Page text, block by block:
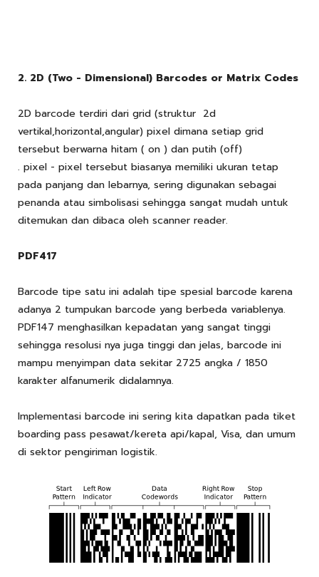
2. 2D (Two - Dimensional) Barcodes or Matrix Codes
2D barcode terdiri dari grid (struktur 2d
vertikal,horizontal,angular) pixel dimana setiap grid
tersebut berwarna hitam ( on ) dan putih (off)
. pixel - pixel tersebut biasanya memiliki ukuran tetap
pada panjang dan lebarnya, sering digunakan sebagai
penanda atau simbolisasi sehingga sangat mudah untuk
ditemukan dan dibaca oleh scanner reader.
PDF417
Barcode tipe satu ini adalah tipe spesial barcode karena
adanya 2 tumpukan barcode yang berbeda variablenya.
PDF147 menghasilkan kepadatan yang sangat tinggi
sehingga resolusi nya juga tinggi dan jelas, barcode ini
mampu menyimpan data sekitar 2725 angka / 1850
karakter alfanumerik didalamnya.
Implementasi barcode ini sering kita dapatkan pada tiket
boarding pass pesawat/kereta api/kapal, Visa, dan umum
di sektor pengiriman logistik.